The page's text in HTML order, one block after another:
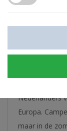
Bij
voor reizen
De
Nederlanders
Europa.
maar in de